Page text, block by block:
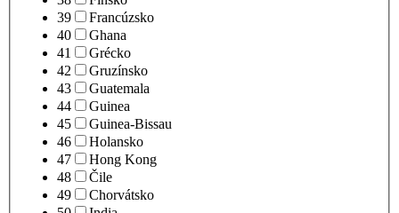
39
Francúzsko
40
Ghana
41
Grécko
42
Gruzínsko
43
Guatemala
44
Guinea
45
Guinea-Bissau
46
Holansko
47
Hong Kong
48
Čile
49
Chorvátsko